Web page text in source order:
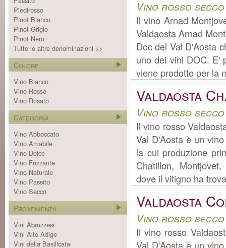
Piedirosso
Pinot Bianco
Pinot Grigio
Pinot Nero
Tutte le altre denominazioni >>
Colore
Vino Bianco
Vino Rosso
Vino Rosato
Categoria
Vino Abboccato
Vino Amabile
Vino Dolce
Vino Frizzante
Vino Naturale
Vino Passito
Vino Secco
Provenienza
Vini Abruzzesi
Vini Alto Adige
Vini della Basilicata
Vino rosso
Il vino Arnad
Valdaosta Arnad
Doc del Val D'Aosta
uno dei vini DOC. E'
viene prodotto per la
Valdaosta
Vino rosso
Il vino rosso
Val D'Aosta è un
la cui produzione
Chatillon,
dove il vitigno ha
Valdaosta
Vino rosso
Il vino rosso
Val D'Aosta è un